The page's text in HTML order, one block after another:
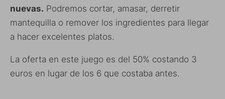
nuevas. Podremos cortar, amasar, derretir
mantequilla o remover los ingredientes para llegar
a hacer excelentes platos.
La oferta en este juego es del 50% costando 3
euros en lugar de los 6 que costaba antes.